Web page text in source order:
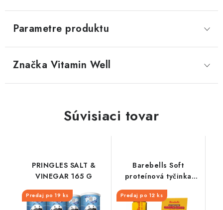
Parametre produktu
Značka Vitamin Well
Súvisiaci tovar
PRINGLES SALT &
VINEGAR 165 G
Predaj po 19 ks
Barebells Soft
proteínová tyčinka
Caramel Choco 55 g
Predaj po 12 ks